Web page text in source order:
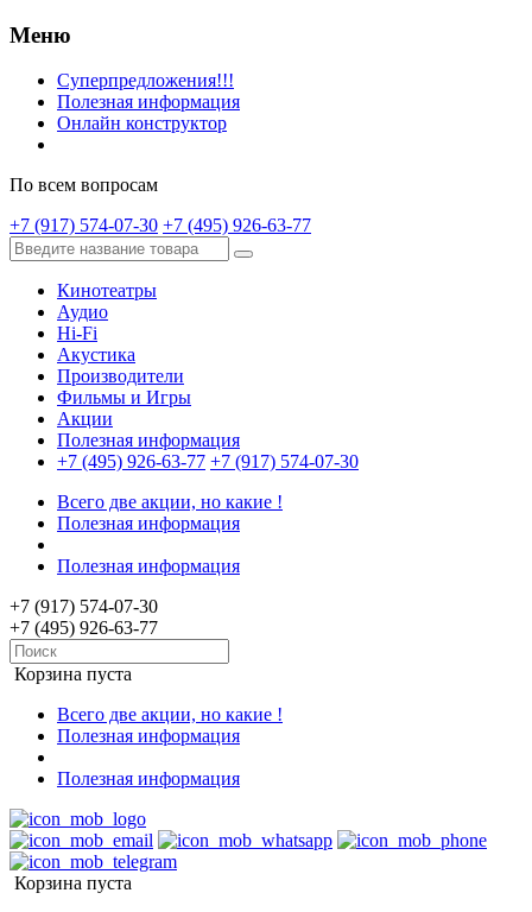
Меню
Суперпредложения!!!
Полезная информация
Онлайн конструктор
По всем вопросам
+7 (917) 574-07-30 +7 (495) 926-63-77
Кинотеатры
Аудио
Hi-Fi
Акустика
Производители
Фильмы и Игры
Акции
Полезная информация
+7 (495) 926-63-77 +7 (917) 574-07-30
Всего две акции, но какие !
Полезная информация
Полезная информация
+7 (917) 574-07-30
+7 (495) 926-63-77
Корзина пуста
Всего две акции, но какие !
Полезная информация
Полезная информация
Корзина пуста